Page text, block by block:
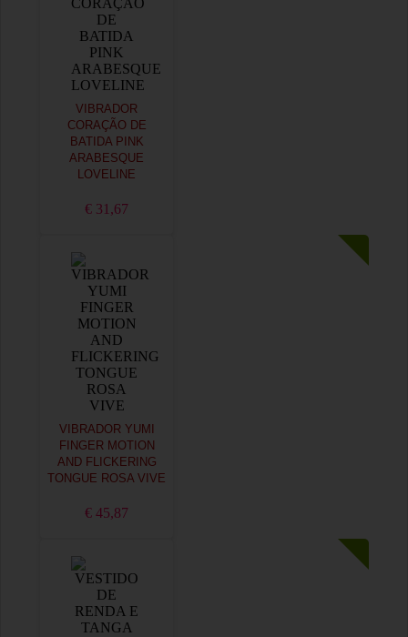
VIBRADOR
CORAÇÃO DE
BATIDA PINK
ARABESQUE
LOVELINE
€ 31,67
VIBRADOR YUMI
FINGER MOTION
AND FLICKERING
TONGUE ROSA VIVE
€ 45,87